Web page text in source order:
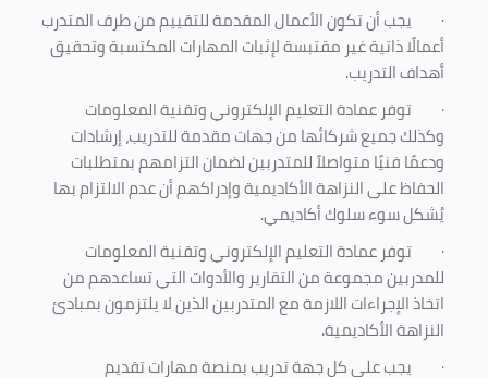
· يجب أن تكون الأعمال المقدمة للتقييم من طرف المتدرب
أعمالًا ذاتية غير مقتبسة لإثبات المهارات المكتسبة وتحقيق
أهداف التدريب.
· توفر عمادة التعليم الإلكتروني وتقنية المعلومات
وكذلك جميع شركائها من جهات مقدمة للتدريب، إرشادات
ودعمًا فنيًا متواصلاً للمتدربين لضمان التزامهم بمتطلبات
الحفاظ على النزاهة الأكاديمية وإدراكهم أن عدم الالتزام بها
يُشكل سوء سلوك أكاديمي.
· توفر عمادة التعليم الإلكتروني وتقنية المعلومات
للمدربين مجموعة من التقارير والأدوات التي تساعدهم من
اتخاذ الإجراءات اللازمة مع المتدربين الذين لا يلتزمون بمبادئ
النزاهة الأكاديمية.
· يجب على كل جهة تدريب بمنصة مهارات تقديم